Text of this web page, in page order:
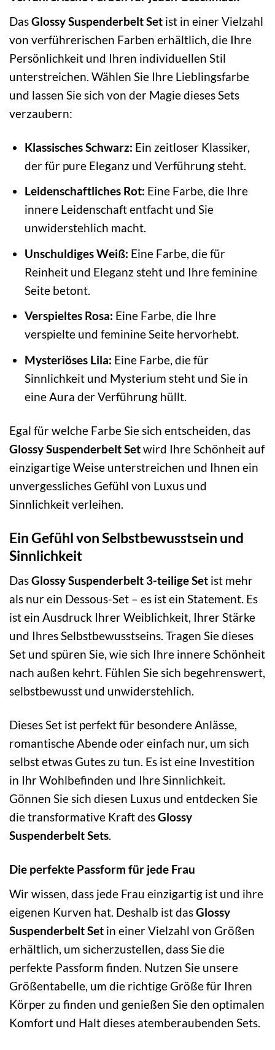
DasGlossy Suspenderbelt Set ist in einer Vielzahl
von verführerischen Farben erhältlich, die Ihre
Persönlichkeit und Ihren individuellen Stil
unterstreichen. Wählen Sie Ihre Lieblingsfarbe
und lassen Sie sich von der Magie dieses Sets
verzaubern:
Klassisches Schwarz: Ein zeitloser Klassiker,
der für pure Eleganz und Verführung steht.
Leidenschaftliches Rot: Eine Farbe, die Ihre
innere Leidenschaft entfacht und Sie
unwiderstehlich macht.
Unschuldiges Weiß: Eine Farbe, die für
Reinheit und Eleganz steht und Ihre feminine
Seite betont.
Verspieltes Rosa: Eine Farbe, die Ihre
verspielte und feminine Seite hervorhebt.
Mysteriöses Lila: Eine Farbe, die für
Sinnlichkeit und Mysterium steht und Sie in
eine Aura der Verführung hüllt.
Egal für welche Farbe Sie sich entscheiden, das
Glossy Suspenderbelt Setwird Ihre Schönheit auf
einzigartige Weise unterstreichen und Ihnen ein
unvergessliches Gefühl von Luxus und
Sinnlichkeit verleihen.
Ein Gefühl von Selbstbewusstsein und
Sinnlichkeit
DasGlossy Suspenderbelt 3-teilige Set ist mehr
als nur ein Dessous-Set – es ist ein Statement. Es
ist ein Ausdruck Ihrer Weiblichkeit, Ihrer Stärke
und Ihres Selbstbewusstseins. Tragen Sie dieses
Set und spüren Sie, wie sich Ihre innere Schönheit
nach außen kehrt. Fühlen Sie sich begehrenswert,
selbstbewusst und unwiderstehlich.
Dieses Set ist perfekt für besondere Anlässe,
romantische Abende oder einfach nur, um sich
selbst etwas Gutes zu tun. Es ist eine Investition
in Ihr Wohlbefinden und Ihre Sinnlichkeit.
Gönnen Sie sich diesen Luxus und entdecken Sie
die transformative Kraft desGlossy
Suspenderbelt Sets.
Die perfekte Passform für jede Frau
Wir wissen, dass jede Frau einzigartig ist und ihre
eigenen Kurven hat. Deshalb ist dasGlossy
Suspenderbelt Set in einer Vielzahl von Größen
erhältlich, um sicherzustellen, dass Sie die
perfekte Passform finden. Nutzen Sie unsere
Größentabelle, um die richtige Größe für Ihren
Körper zu finden und genießen Sie den optimalen
Komfort und Halt dieses atemberaubenden Sets.